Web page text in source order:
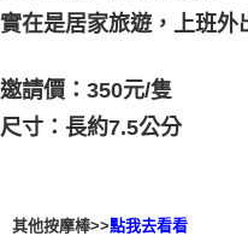
實在是居家旅遊，上班外
邀請價：350元/隻
尺寸：長約7.5公分
其他按摩棒>>點我去看看